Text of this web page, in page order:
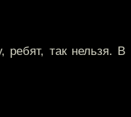
ребят, так нельзя. В